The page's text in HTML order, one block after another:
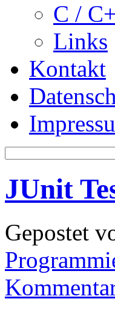
C /
Links
Kontakt
JUnit
Gepostet